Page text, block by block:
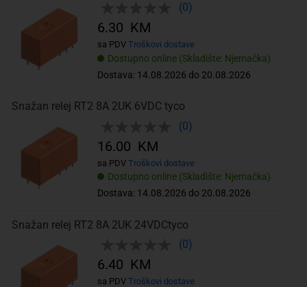
(0)
Dostupno online (Skladište: Njemačka)
Dostava: 14.08.2026 do 20.08.2026
6.30 KM
sa PDV Troškovi dostave
Snažan relej RT2 8A 2UK 6VDC tyco
(0)
Dostupno online (Skladište: Njemačka)
Dostava: 14.08.2026 do 20.08.2026
16.00 KM
sa PDV Troškovi dostave
Snažan relej RT2 8A 2UK 24VDCtyco
(0)
6.40 KM
sa PDV Troškovi dostave